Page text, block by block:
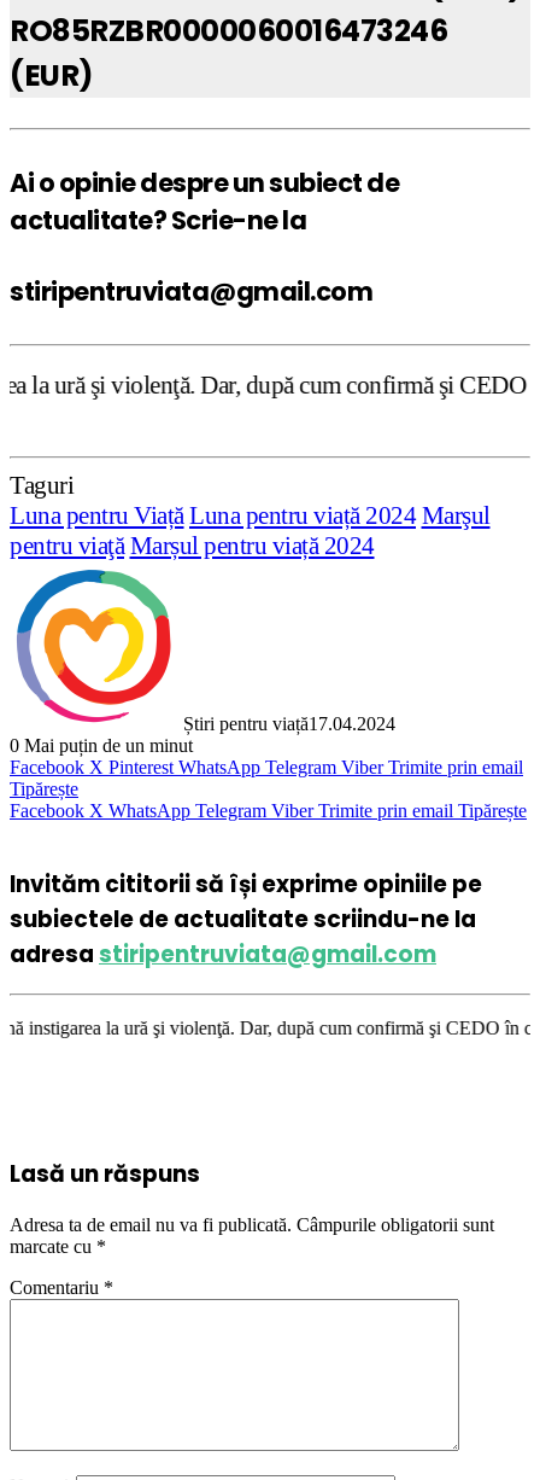
RO85RZBR0000060016473246
(EUR)
Ai o opinie despre un subiect de
actualitate? Scrie-ne la
stiripentruviata@gmail.com
Dar, după cum confirmă şi CEDO în cazul
Taguri
Luna pentru ViațăLuna pentru viață 2024 Marşul
pentru viaţă Marșul pentru viață 2024
Știri pentru viață17.04.2024
0 Mai puțin de un minut
Facebook X Pinterest WhatsApp Telegram Viber Trimite prin email
Tipărește
Facebook X WhatsApp Telegram Viber Trimite prin email Tipărește
Invităm cititorii să își exprime opiniile pe
subiectele de actualitate scriindu-ne la
adresastiripentruviata@gmail.com
şi violenţă. Dar, după cum confirmă şi CEDO în cazul Handyside
Lasă un răspuns
Adresa ta de email nu va fi publicată. Câmpurile obligatorii sunt
marcate cu *
Comentariu *